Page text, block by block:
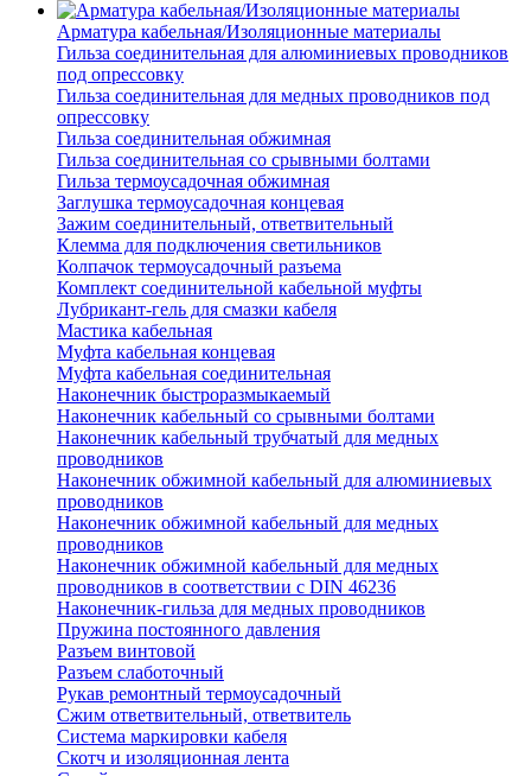
Арматура кабельная/Изоляционные материалы
Гильза соединительная для алюминиевых проводников
под опрессовку
Гильза соединительная для медных проводников под
опрессовку
Гильза соединительная обжимная
Гильза соединительная со срывными болтами
Гильза термоусадочная обжимная
Заглушка термоусадочная концевая
Зажим соединительный, ответвительный
Клемма для подключения светильников
Колпачок термоусадочный разъема
Комплект соединительной кабельной муфты
Лубрикант-гель для смазки кабеля
Мастика кабельная
Муфта кабельная концевая
Муфта кабельная соединительная
Наконечник быстроразмыкаемый
Наконечник кабельный со срывными болтами
Наконечник кабельный трубчатый для медных
проводников
Наконечник обжимной кабельный для алюминиевых
проводников
Наконечник обжимной кабельный для медных
проводников
Наконечник обжимной кабельный для медных
проводников в соответствии с DIN 46236
Наконечник-гильза для медных проводников
Пружина постоянного давления
Разъем винтовой
Разъем слаботочный
Рукав ремонтный термоусадочный
Сжим ответвительный, ответвитель
Система маркировки кабеля
Скотч и изоляционная лента